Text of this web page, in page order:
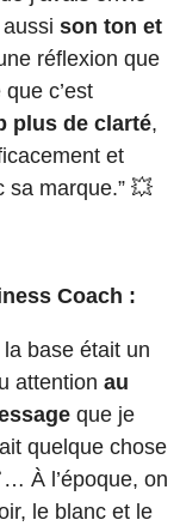
son ton et
réflexion que
c’est
plus de clarté,
et
sa marque.” 💥
Coach :
la base était un
attention au
que je
quelque chose
À l’époque, on
le blanc et le